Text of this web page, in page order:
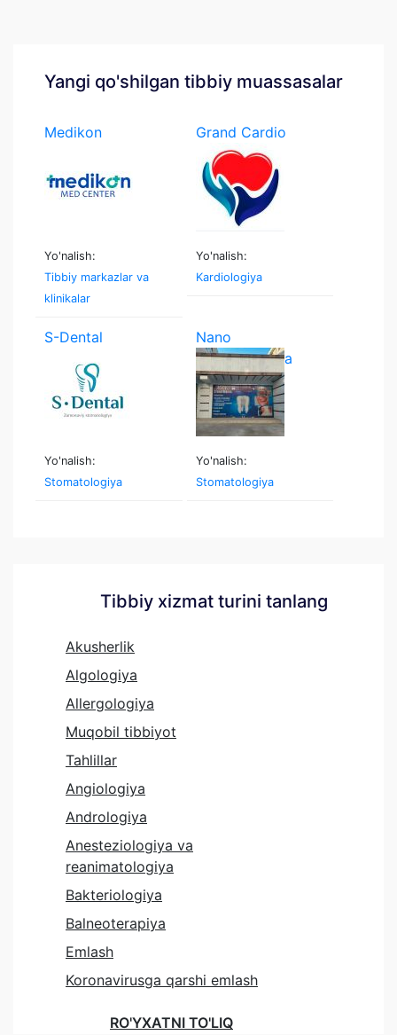
Yangi qo'shilgan tibbiy muassasalar
Medikon
Yo'nalish:
Tibbiy markazlar va
klinikalar
Grand Cardio
Yo'nalish:
Kardiologiya
S-Dental
Yo'nalish:
Stomatologiya
Nano
stomatologiya
Yo'nalish:
Stomatologiya
Tibbiy xizmat turini tanlang
Akusherlik
Algologiya
Allergologiya
Muqobil tibbiyot
Tahlillar
Angiologiya
Andrologiya
Anesteziologiya va
reanimatologiya
Bakteriologiya
Balneoterapiya
Emlash
Koronavirusga qarshi emlash
RO'YXATNI TO'LIQ